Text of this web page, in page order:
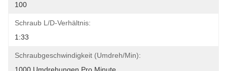
100
Schraub L/D-Verhältnis:
1:33
Schraubgeschwindigkeit (umdreh/min):